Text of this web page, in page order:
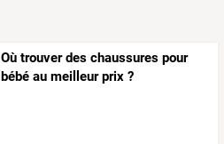
Où trouver des chaussures pour
bébé au meilleur prix ?